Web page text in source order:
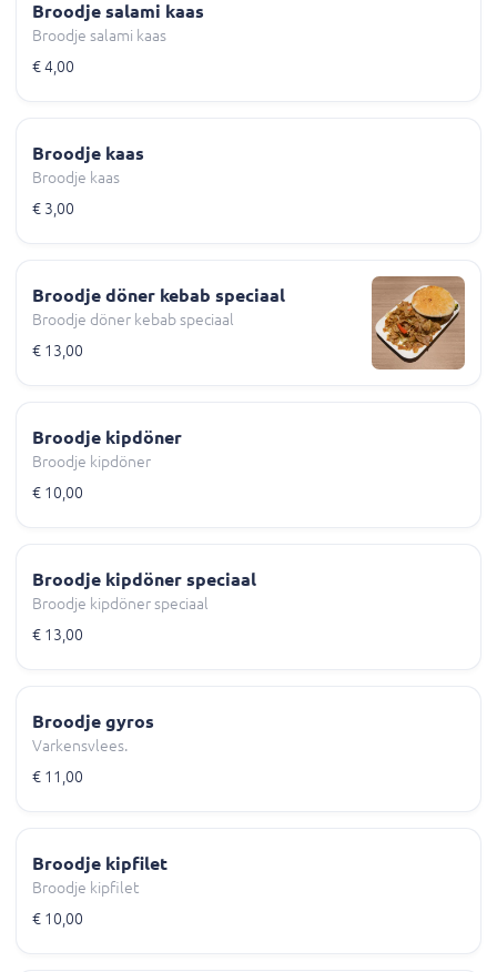
Broodje salami kaas
Broodje salami kaas
€ 4,00
Broodje kaas
Broodje kaas
€ 3,00
Broodje döner kebab speciaal
Broodje döner kebab speciaal
€ 13,00
Broodje kipdöner
Broodje kipdöner
€ 10,00
Broodje kipdöner speciaal
Broodje kipdöner speciaal
€ 13,00
Broodje gyros
Varkensvlees.
€ 11,00
Broodje kipfilet
Broodje kipfilet
€ 10,00